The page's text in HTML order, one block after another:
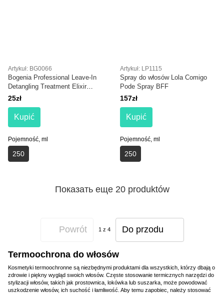
Artykuł: BG0066
Bogenia Professional Leave-In
Detangling Treatment Elixir
Niewymagający spłukiwania
25zł
Kupić
Pojemność, ml
250
Artykuł: LP1115
Spray do włosów Lola Comigo
Pode Spray BFF
157zł
Kupić
Pojemność, ml
250
Показать еще 20 produktów
Powrót 1 z 4 Do przodu
Termoochrona do włosów
Kosmetyki termoochronne są niezbędnymi produktami dla wszystkich, którzy dbają o
zdrowie i piękny wygląd swoich włosów. Częste stosowanie termicznych narzędzi do
stylizacji włosów, takich jak prostownica, lokówka lub suszarka, może powodować
uszkodzenie włosów, ich suchość i łamliwość. Aby temu zapobiec, należy stosować